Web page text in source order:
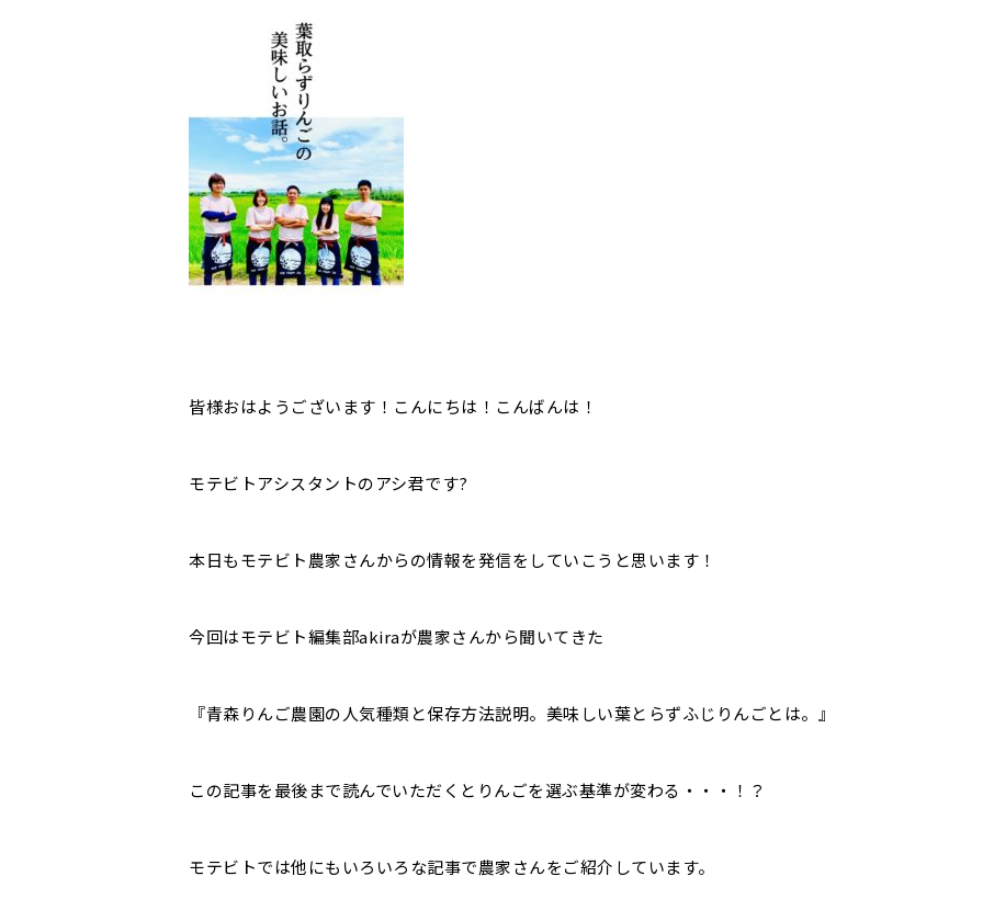
皆様おはようございます！こんにちは！こんばんは！
モテビトアシスタントのアシ君です?
本日もモテビト農家さんからの情報を発信をしていこうと思います！
今回はモテビト編集部akiraが農家さんから聞いてきた
『青森りんご農園の人気種類と保存方法説明。美味しい葉とらずふじりんごとは。』
この記事を最後まで読んでいただくとりんごを選ぶ基準が変わる・・・！？
モテビトでは他にもいろいろな記事で農家さんをご紹介しています。